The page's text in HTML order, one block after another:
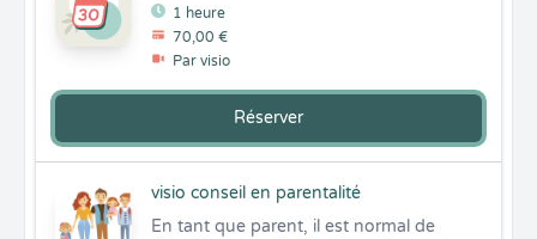
1 heure
70,00 €
Par visio
Réserver
visio conseil en parentalité
En tant que parent, il est normal de